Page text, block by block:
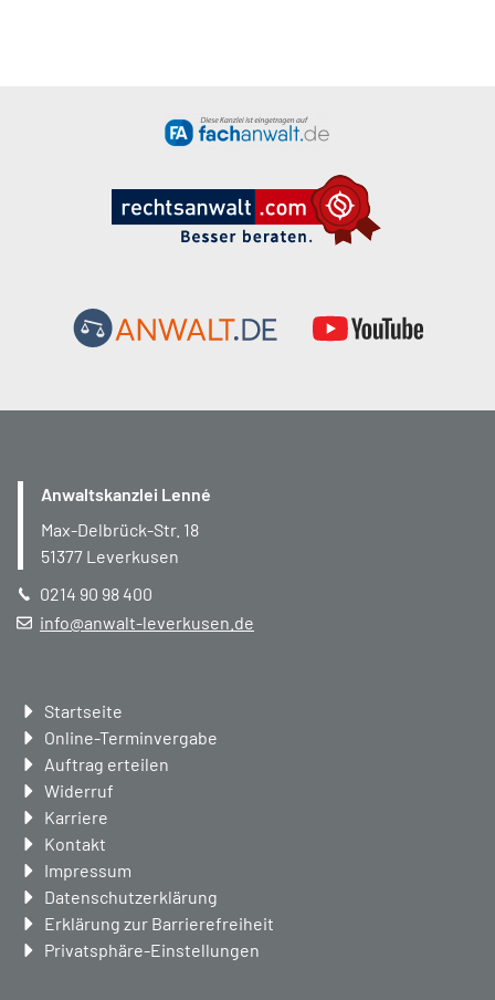
Anwaltskanzlei Lenné
Max-Delbrück-Str. 18
51377 Leverkusen
0214 90 98 400
info@anwalt-leverkusen.de
Navigation
überspringen
Startseite
Online-Terminvergabe
Auftrag erteilen
Widerruf
Karriere
Kontakt
Impressum
Datenschutzerklärung
Erklärung zur Barrierefreiheit
Privatsphäre-Einstellungen